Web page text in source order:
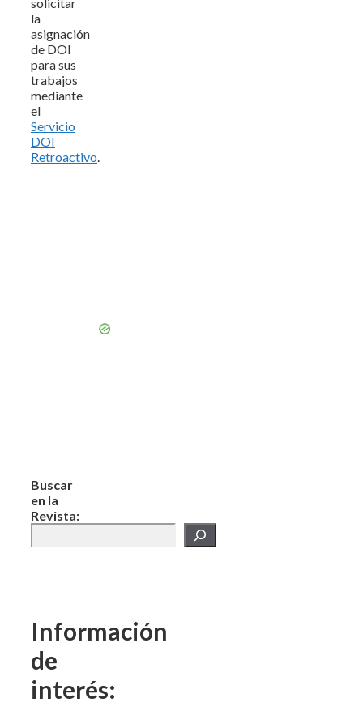
la
asignación
de DOI
para sus
trabajos
mediante
el
Servicio
DOI
Retroactivo.
Buscar
en la
Revista:
Información
de
interés: